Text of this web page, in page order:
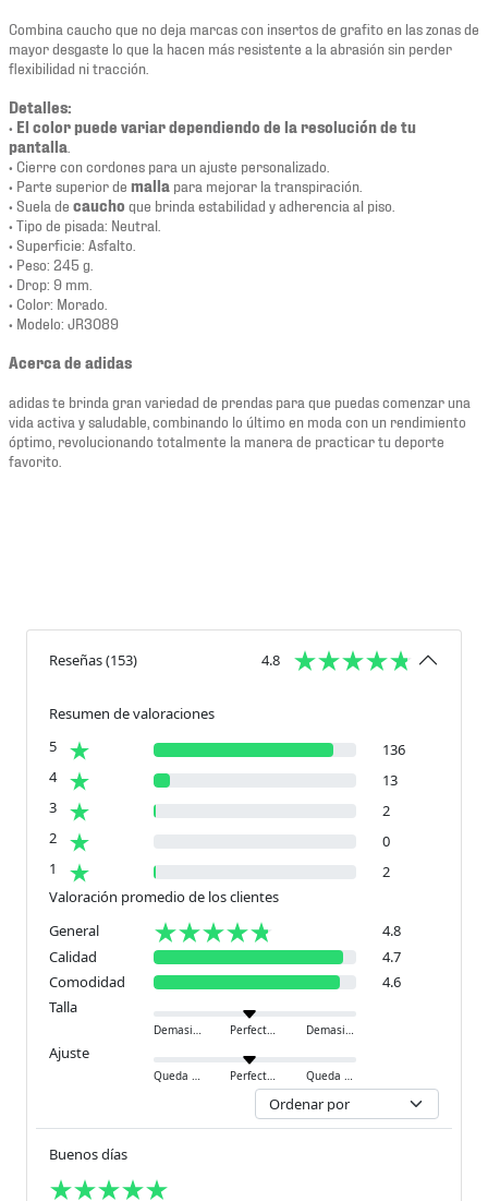
Combina caucho que no deja marcas con insertos de grafito en las zonas de
mayor desgaste lo que la hacen más resistente a la abrasión sin perder
flexibilidad ni tracción.
Detalles:
• El color puede variar dependiendo de la resolución de tu
pantalla
• Cierre con cordones para un ajuste personalizado.
• Parte superior de malla para mejorar la transpiración.
• Suela de caucho que brinda estabilidad y adherencia al piso.
• Tipo de pisada: Neutral.
• Superficie: Asfalto.
• Peso: 245 g.
• Drop: 9 mm.
• Color: Morado.
• Modelo: JR3089
Acerca de adidas
adidas te brinda gran variedad de prendas para que puedas comenzar una
vida activa y saludable, combinando lo último en moda con un rendimiento
óptimo, revolucionando totalmente la manera de practicar tu deporte
favorito.
Reseñas(153) 4.8
Resumen de valoraciones
5
136
4
13
3
2
2
0
1
2
Valoración promedio de los clientes
General
4.8
Calidad
4.7
Comodidad
4.6
Talla
Demasiado pequeño Perfecto Demasiado grande
Ajuste
Queda ajustado Perfecto Queda holgado
Buenos días